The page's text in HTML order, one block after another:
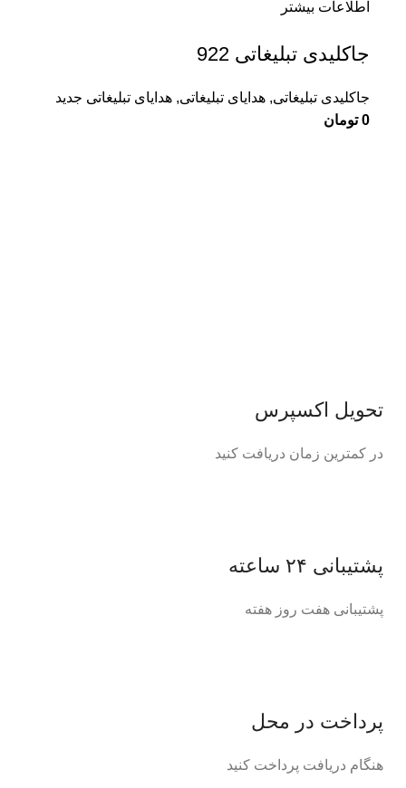
اطلاعات بیشتر
جاکلیدی تبلیغاتی 922
جاکلیدی تبلیغاتی, هدایای تبلیغاتی, هدایای تبلیغاتی جدید
0 تومان
تحویل اکسپرس
در کمترین زمان دریافت کنید
پشتیبانی ۲۴ ساعته
پشتیبانی هفت روز هفته
پرداخت در محل
هنگام دریافت پرداخت کنید